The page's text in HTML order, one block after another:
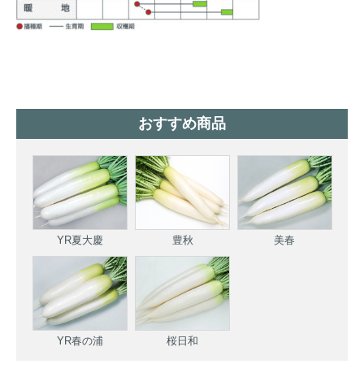
おすすめ商品
YR夏大慶 豊秋 美春
YR春の浦 桜日和